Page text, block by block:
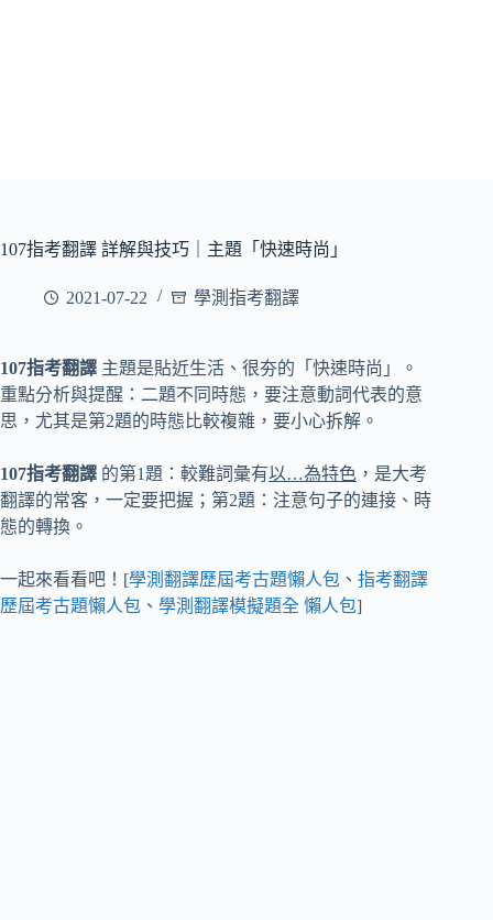
107指考翻譯 詳解與技巧｜主題「快速時尚」
2021-07-22 學測指考翻譯
107指考翻譯 主題是貼近生活、很夯的「快速時尚」。
重點分析與提醒：二題不同時態，要注意動詞代表的意
思，尤其是第2題的時態比較複雜，要小心拆解。
107指考翻譯 的第1題：較難詞彙有以…為特色 ，是大考
翻譯的常客，一定要把握；第2題：注意句子的連接、時
態的轉換。
一起來看看吧！[學測翻譯歷屆考古題懶人包 、 指考翻譯
歷屆考古題懶人包 、 學測翻譯模擬題全 懶人包]